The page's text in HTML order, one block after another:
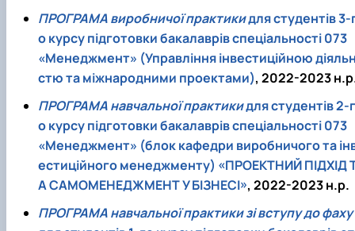
ПРОГРАМА виробничої практикидля студентів 3-
о курсу підготовки бакалаврів спеціальності 073
«Менеджмент» (Управління інвестиційною
стю та міжнародними проектами), 2022-2023
ПРОГРАМА навчальної практикидля студентів 2-г
о курсу підготовки бакалаврів спеціальності 073
«Менеджмент» (блок кафедри виробничого та
естиційного менеджменту) «ПРОЕКТНИЙ ПІДХІД
А САМОМЕНЕДЖМЕНТ У БІЗНЕСІ», 2022-2023 н.р.
ПРОГРАМА навчальної практики зі вступу до фаху